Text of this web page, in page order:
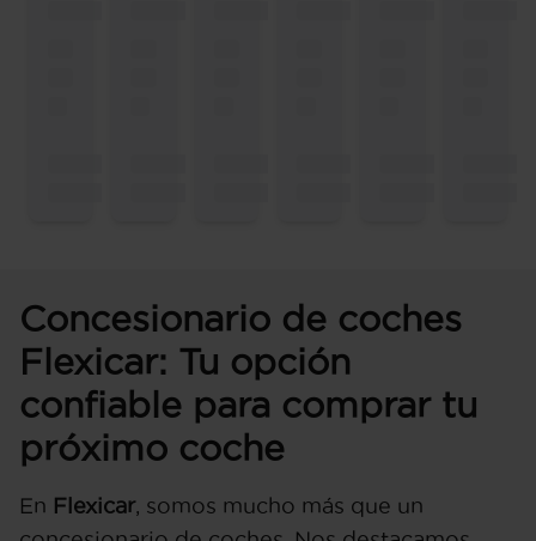
Concesionario de coches
Flexicar: Tu opción
confiable para comprar tu
próximo coche
En Flexicar, somos mucho más que un